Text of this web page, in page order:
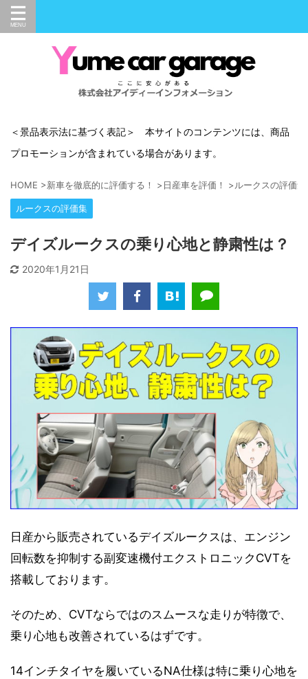
＜景品表示法に基づく表記＞ 本サイトのコンテンツには、商品
プロモーションが含まれている場合があります。
HOME >新車を徹底的に評価する！ >日産車を評価！ >ルークスの評価集
ルークスの評価集
デイズルークスの乗り心地と静粛性は？
2020年1月21日
日産から販売されているデイズルークスは、エンジン
回転数を抑制する副変速機付エクストロニックCVTを
搭載しております。
そのため、CVTならではのスムースな走りが特徴で、
乗り心地も改善されているはずです。
14インチタイヤを履いているNA仕様は特に乗り心地を